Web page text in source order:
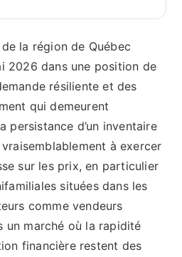
la région de Québec
2026 dans une position de
résiliente et des
qui demeurent
persistance d’un inventaire
à exercer
sur les prix, en particulier
situées dans les
comme vendeurs
un marché où la rapidité
financière restent des